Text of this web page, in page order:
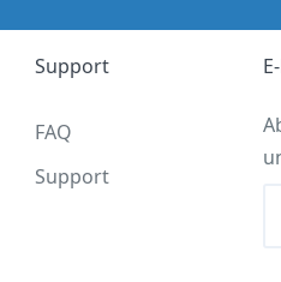
Support
FAQ
Support